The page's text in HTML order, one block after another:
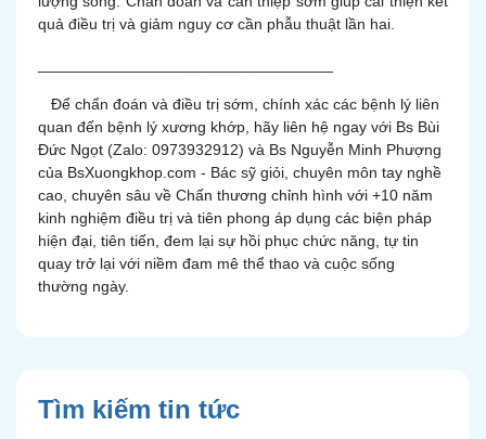
quả điều trị và giảm nguy cơ cần phẫu thuật lần hai.
Để chẩn đoán và điều trị sớm, chính xác các bệnh lý liên
quan đến bệnh lý xương khớp, hãy liên hệ ngay với Bs Bùi
Đức Ngọt (Zalo: 0973932912) và Bs Nguyễn Minh Phượng
của BsXuongkhop.com - Bác sỹ giỏi, chuyên môn tay nghề
cao, chuyên sâu về Chấn thương chỉnh hình với +10 năm
kinh nghiệm điều trị và tiên phong áp dụng các biện pháp
hiện đại, tiên tiến, đem lại sự hồi phục chức năng, tự tin
quay trở lại với niềm đam mê thể thao và cuộc sống
thường ngày.
Tìm kiếm tin tức